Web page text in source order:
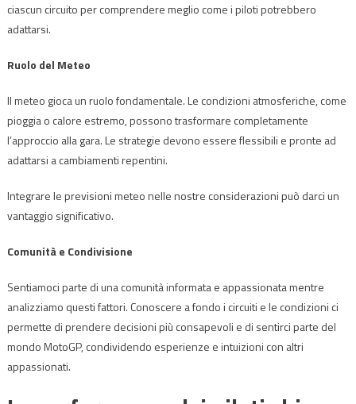
ciascun circuito per comprendere meglio come i piloti potrebbero
adattarsi.
Ruolo del Meteo
Il meteo gioca un ruolo fondamentale. Le condizioni atmosferiche, come
pioggia o calore estremo, possono trasformare completamente
l’approccio alla gara. Le strategie devono essere flessibili e pronte ad
adattarsi a cambiamenti repentini.
Integrare le previsioni meteo nelle nostre considerazioni può darci un
vantaggio significativo.
Comunità e Condivisione
Sentiamoci parte di una comunità informata e appassionata mentre
analizziamo questi fattori. Conoscere a fondo i circuiti e le condizioni ci
permette di prendere decisioni più consapevoli e di sentirci parte del
mondo MotoGP, condividendo esperienze e intuizioni con altri
appassionati.